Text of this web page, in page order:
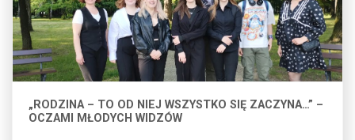
„RODZINA – TO OD NIEJ WSZYSTKO SIĘ ZACZYNA…” –
OCZAMI MŁODYCH WIDZÓW